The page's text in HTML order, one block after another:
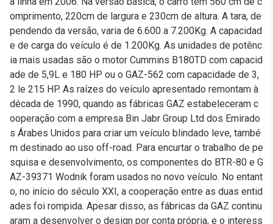
omprimento, 220cm de largura e 230cm de altura. A tara, de
pendendo da versão, varia de 6.600 a 7.200Kg. A capacidad
e de carga do veículo é de 1.200Kg. As unidades de potênc
ia mais usadas são o motor Cummins B180TD com capacid
ade de 5,9L e 180 HP ou o GAZ-562 com capacidade de 3,
2 le 215 HP. As raízes do veículo apresentado remontam à
década de 1990, quando as fábricas GAZ estabeleceram c
ooperação com a empresa Bin Jabr Group Ltd dos Emirado
s Árabes Unidos para criar um veículo blindado leve, també
m destinado ao uso off-road. Para encurtar o trabalho de pe
squisa e desenvolvimento, os componentes do BTR-80 e G
AZ-39371 Wodnik foram usados no novo veículo. No entant
o, no início do século XXI, a cooperação entre as duas entid
ades foi rompida. Apesar disso, as fábricas da GAZ continu
aram a desenvolver o design por conta própria, e o interess